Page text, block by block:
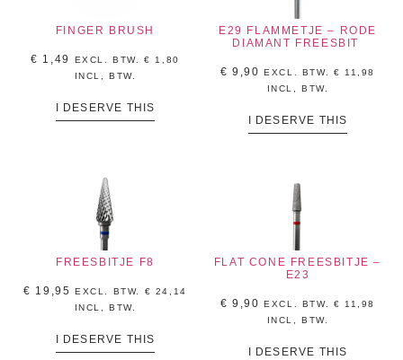
FINGER BRUSH
€ 1,49 EXCL. BTW.€ 1,80
INCL, BTW.
I DESERVE THIS
E29 FLAMMETJE – RODE
DIAMANT FREESBIT
€ 9,90 EXCL. BTW. € 11,98
INCL, BTW.
I DESERVE THIS
FREESBITJE F8
€ 19,95 EXCL. BTW. € 24,14
INCL, BTW.
I DESERVE THIS
FLAT CONE FREESBITJE –
E23
€ 9,90 EXCL. BTW. € 11,98
INCL, BTW.
I DESERVE THIS